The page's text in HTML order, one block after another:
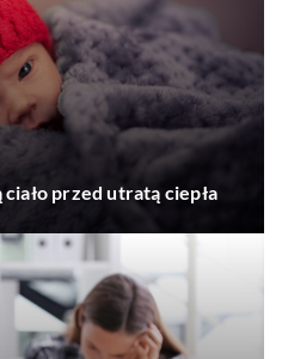
przed utratą ciepła